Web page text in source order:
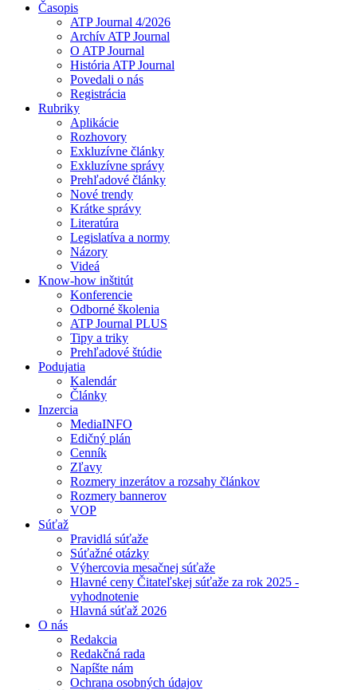
Časopis
ATP Journal 4/2026
Archív ATP Journal
O ATP Journal
História ATP Journal
Povedali o nás
Registrácia
Rubriky
Aplikácie
Rozhovory
Exkluzívne články
Exkluzívne správy
Prehľadové články
Nové trendy
Krátke správy
Literatúra
Legislatíva a normy
Názory
Videá
Know-how inštitút
Konferencie
Odborné školenia
ATP Journal PLUS
Tipy a triky
Prehľadové štúdie
Podujatia
Kalendár
Články
Inzercia
MediaINFO
Edičný plán
Cenník
Zľavy
Rozmery inzerátov a rozsahy článkov
Rozmery bannerov
VOP
Súťaž
Pravidlá súťaže
Súťažné otázky
Výhercovia mesačnej súťaže
Hlavné ceny Čitateľskej súťaže za rok 2025 -
vyhodnotenie
Hlavná súťaž 2026
O nás
Redakcia
Redakčná rada
Napíšte nám
Ochrana osobných údajov